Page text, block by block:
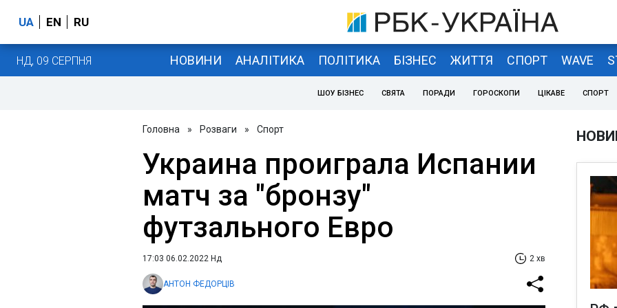
UA EN RU
НД, 09 СЕРПНЯ НОВИНИ АНАЛІТИКА ПОЛІТИКА БІЗНЕС ЖИТТЯ СПОРТ WAVE
ШОУ БІЗНЕС СВЯТА ПОРАДИ ГОРОСКОПИ ЦІКАВЕ СПОРТ
Головна » Розваги » Спорт
Украина проиграла Испании
матч за "бронзу"
футзального Евро
17:03 06.02.2022 Нд 2 хв
АНТОН ФЕДОРЦІВ